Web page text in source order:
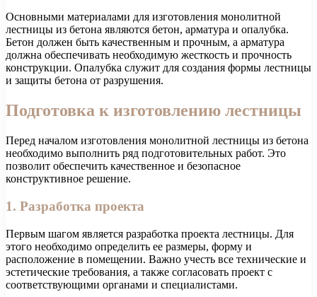
Основными материалами для изготовления монолитной
лестницы из бетона являются бетон, арматура и опалубка.
Бетон должен быть качественным и прочным, а арматура
должна обеспечивать необходимую жесткость и прочность
конструкции. Опалубка служит для создания формы лестницы
и защиты бетона от разрушения.
Подготовка к изготовлению лестницы
Перед началом изготовления монолитной лестницы из бетона
необходимо выполнить ряд подготовительных работ. Это
позволит обеспечить качественное и безопасное
конструктивное решение.
1. Разработка проекта
Первым шагом является разработка проекта лестницы. Для
этого необходимо определить ее размеры, форму и
расположение в помещении. Важно учесть все технические и
эстетические требования, а также согласовать проект с
соответствующими органами и специалистами.